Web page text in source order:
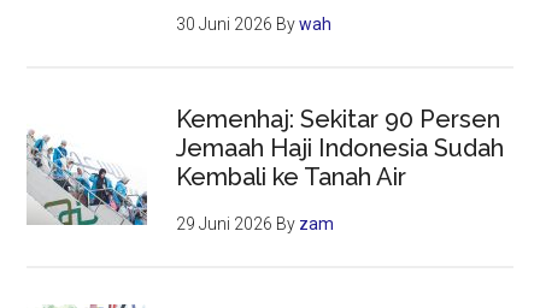
30 Juni 2026 Bywah
Kemenhaj: Sekitar 90 Persen
Jemaah Haji Indonesia Sudah
Kembali ke Tanah Air
29 Juni 2026 By zam